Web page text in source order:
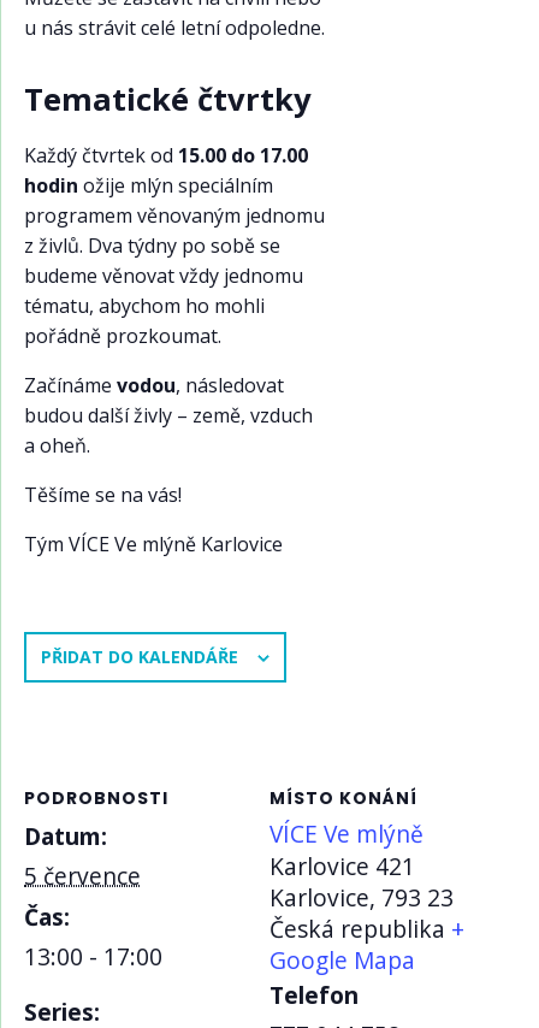
u nás strávit celé letní odpoledne.
Tematické čtvrtky
Každý čtvrtek od 15.00 do 17.00
hodin ožije mlýn speciálním
programem věnovaným jednomu
z živlů. Dva týdny po sobě se
budeme věnovat vždy jednomu
tématu, abychom ho mohli
pořádně prozkoumat.
Začínáme vodou, následovat
budou další živly – země, vzduch
a oheň.
Těšíme se na vás!
Tým VÍCE Ve mlýně Karlovice
PŘIDAT DO KALENDÁŘE
PODROBNOSTI
Datum:
5 července
Čas:
13:00 - 17:00
Series:
MÍSTO KONÁNÍ
VÍCE Ve mlýně
Karlovice 421
Karlovice, 793 23
Česká republika +
Google Mapa
Telefon